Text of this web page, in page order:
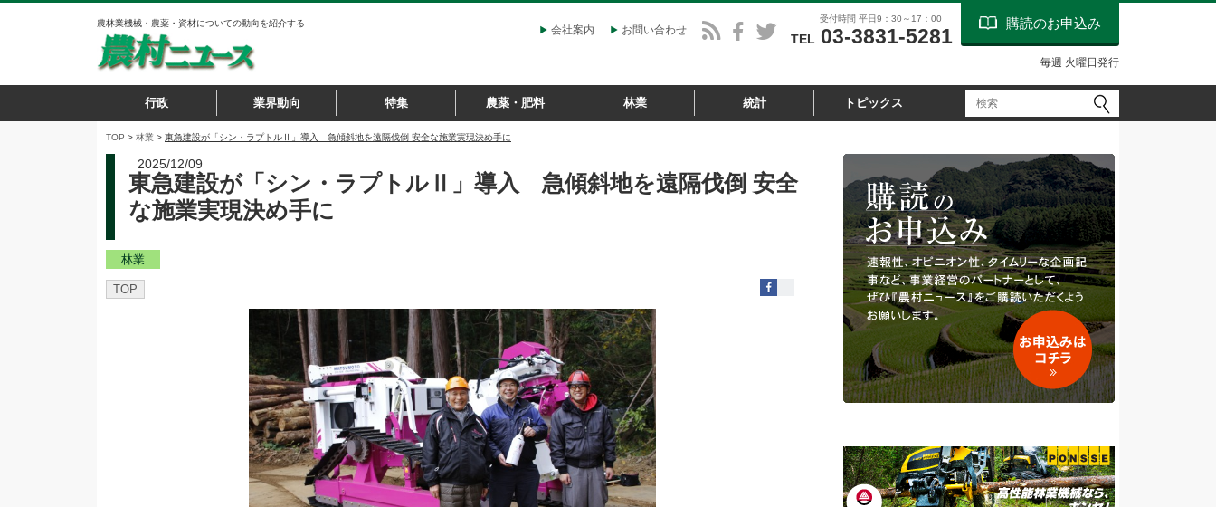
農林業機械・農薬・資材についての動向を紹介する
会社案内 お問い合わせ
受付時間 平日9：30～17：00
TEL 03-3831-5281
購読のお申込み
毎週 火曜日発行
行政 業界動向 特集 農薬・肥料 林業 統計 トピックス
TOP > 林業 > 東急建設が「シン・ラプトルⅡ」導入 急傾斜地を遠隔伐倒 安全な施業実現決め手に
2025/12/09
東急建設が「シン・ラプトルⅡ」導入 急傾斜地を遠隔伐倒 安全
な施業実現決め手に
林業
TOP